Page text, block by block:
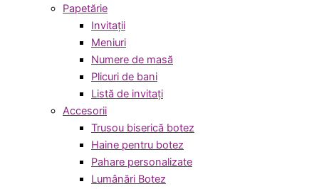
Papetărie
Invitații
Meniuri
Numere de masă
Plicuri de bani
Listă de invitați
Accesorii
Trusou biserică botez
Haine pentru botez
Pahare personalizate
Lumânări Botez